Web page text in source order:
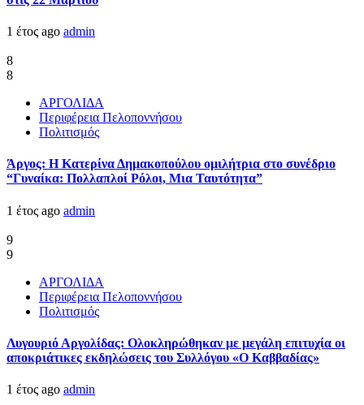
1 έτος ago admin
8
8
ΑΡΓΟΛΙΔΑ
Περιφέρεια Πελοποννήσου
Πολιτισμός
Άργος: Η Κατερίνα Δημακοπούλου ομιλήτρια στο συνέδριο
“Γυναίκα: Πολλαπλοί Ρόλοι, Μια Ταυτότητα”
1 έτος ago admin
9
9
ΑΡΓΟΛΙΔΑ
Περιφέρεια Πελοποννήσου
Πολιτισμός
Λυγουριό Αργολίδας: Ολοκληρώθηκαν με μεγάλη επιτυχία οι
αποκριάτικες εκδηλώσεις του Συλλόγου «Ο Καββαδίας»
1 έτος ago admin